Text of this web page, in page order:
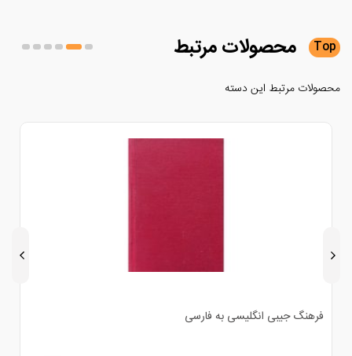
محصولاتمرتبط
مرتبط این دسته
جیبی انگلیسی به فارسی